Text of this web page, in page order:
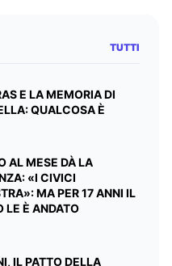
TUTTI
E LA MEMORIA DI
QUALCOSA È
AL MESE DÀ LA
«I CIVICI
MA PER 17 ANNI IL
LE È ANDATO
IL PATTO DELLA